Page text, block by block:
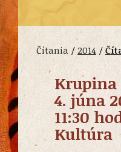
Čítania / 2014 /
4. júna
11:30
Kultúra